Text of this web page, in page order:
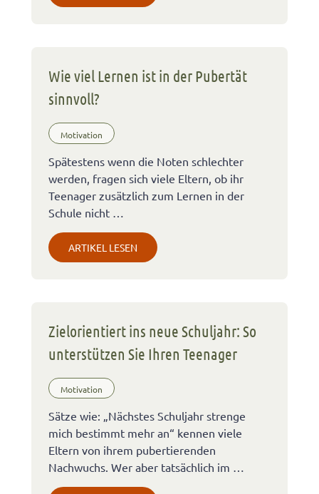
Wie viel Lernen ist in der Pubertät
sinnvoll?
Motivation
Spätestens wenn die Noten schlechter
werden, fragen sich viele Eltern, ob ihr
Teenager zusätzlich zum Lernen in der
Schule nicht …
ARTIKEL LESEN
Zielorientiert ins neue Schuljahr: So
unterstützen Sie Ihren Teenager
Motivation
Sätze wie: „Nächstes Schuljahr strenge
mich bestimmt mehr an“ kennen viele
Eltern von ihrem pubertierenden
Nachwuchs. Wer aber tatsächlich im …